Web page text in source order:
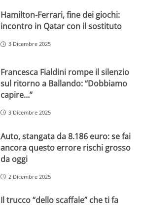
Hamilton-Ferrari, fine dei giochi:
incontro in Qatar con il sostituto
3 Dicembre 2025
Francesca Fialdini rompe il silenzio
sul ritorno a Ballando: “Dobbiamo
capire…”
3 Dicembre 2025
Auto, stangata da 8.186 euro: se fai
ancora questo errore rischi grosso
da oggi
2 Dicembre 2025
Il trucco “dello scaffale” che ti fa